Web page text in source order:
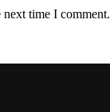
time I comment.